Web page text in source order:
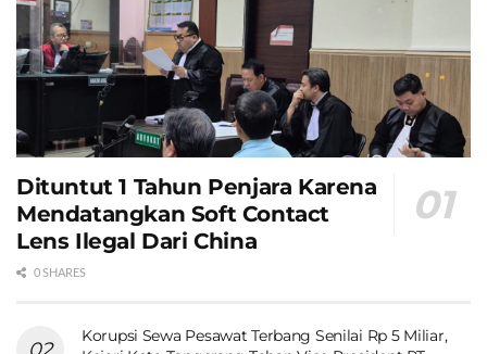
Dituntut 1 Tahun Penjara Karena
Mendatangkan Soft Contact
Lens Ilegal Dari China
0 SHARES
Korupsi Sewa Pesawat Terbang Senilai Rp 5 Miliar,